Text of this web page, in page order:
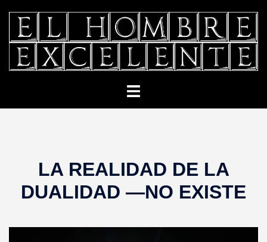
contenido
Alternar
LA REALIDAD DE LA
DUALIDAD —NO EXISTE